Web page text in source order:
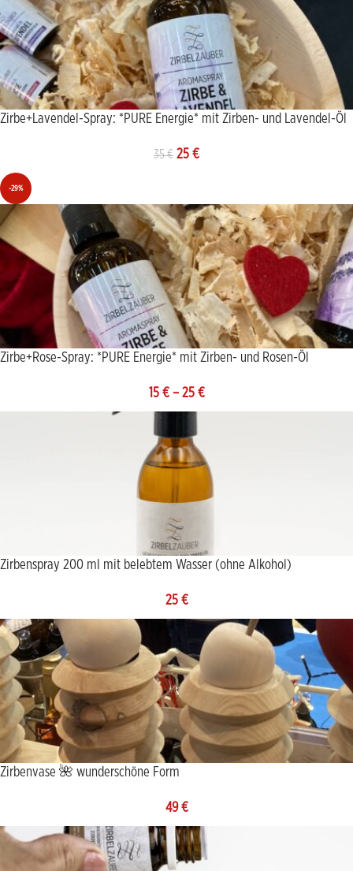
Zirbe+Lavendel-Spray: *PURE Energie* mit Zirben- und Lavendel-Öl
35€ 25 €
-29%
Zirbe+Rose-Spray: *PURE Energie* mit Zirben- und Rosen-Öl
15 €– 25 €
Zirbenspray 200 ml mit belebtem Wasser (ohne Alkohol)
25 €
Zirbenvase 🌺 wunderschöne Form
49€